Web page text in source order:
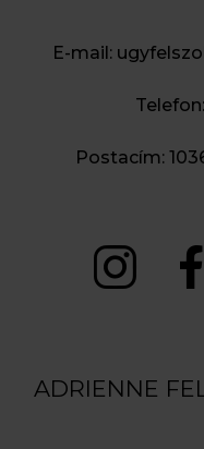
E-mail:
Postacím:
ADRIENNE